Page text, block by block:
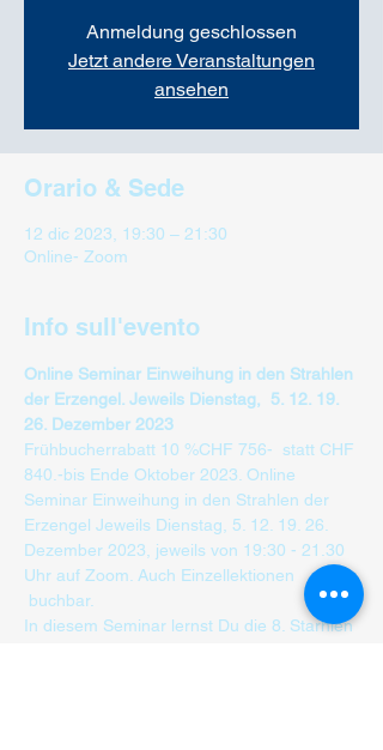
Anmeldung geschlossen
Jetzt andere Veranstaltungen
ansehen
Orario & Sede
12 dic 2023, 19:30 – 21:30
Online- Zoom
Info sull'evento
Online Seminar Einweihung in den Strahlen
der Erzengel. Jeweils Dienstag,  5. 12. 19.
26. Dezember 2023
Frühbucherrabatt 10 %CHF 756-  statt CHF
840.-bis Ende Oktober 2023. Online
Seminar Einweihung in den Strahlen der
Erzengel Jeweils Dienstag, 5. 12. 19. 26.
Dezember 2023, jeweils von 19:30 - 21.30
Uhr auf Zoom. Auch Einzellektionen
buchbar.
In diesem Seminar lernst Du die 8. Starhlen